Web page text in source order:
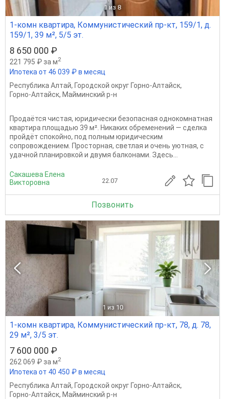
1 из 8
1-комн квартира, Коммунистический пр-кт, 159/1, д.
159/1, 39 м², 5/5 эт.
8 650 000 ₽
221 795 ₽ за м2
Ипотека от 46 039 ₽ в месяц
Республика Алтай, Городской округ Горно-Алтайск,
Горно-Алтайск, Майминский р-н
Продаётся чистая, юридически безопасная однокомнатная
квартира площадью 39 м². Никаких обременений — сделка
пройдёт спокойно, под полным юридическим
сопровождением. Просторная, светлая и очень уютная, с
удачной планировкой и двумя балконами. Здесь...
Сакашева Елена
Викторовна
22.07
Позвонить
1 из 10
1-комн квартира, Коммунистический пр-кт, 78, д. 78,
29 м², 3/5 эт.
7 600 000 ₽
262 069 ₽ за м2
Ипотека от 40 450 ₽ в месяц
Республика Алтай, Городской округ Горно-Алтайск,
Горно-Алтайск, Майминский р-н